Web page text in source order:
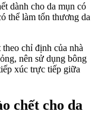
dành cho da mụn có
thể làm tổn thương da
chỉ định của nhà
nên sử dụng bông
xúc trực tiếp giữa
chết cho da